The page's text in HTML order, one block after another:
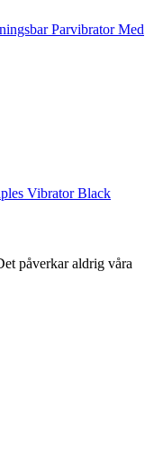
Parvibrator Med
Vibrator Black
påverkar aldrig våra